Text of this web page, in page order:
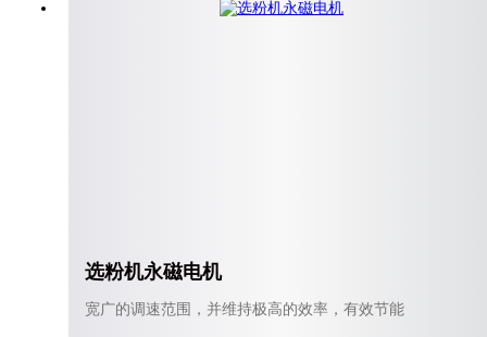
选粉机永磁电机
宽广的调速范围，并维持极高的效率，有效节能